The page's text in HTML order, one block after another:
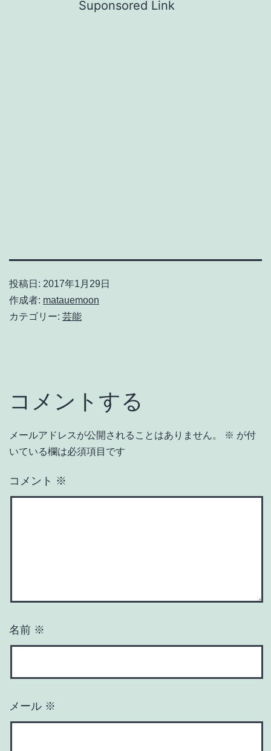
Suponsored Link
投稿日: 2017年1月29日
作成者: matauemoon
カテゴリー: 芸能
コメントする
メールアドレスが公開されることはありません。 ※ が付
いている欄は必須項目です
コメント ※
名前 ※
メール ※